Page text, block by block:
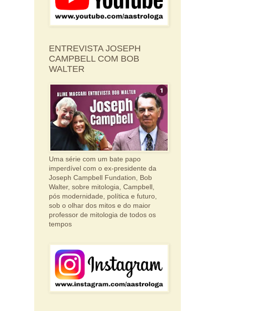
ENTREVISTA JOSEPH
CAMPBELL COM BOB
WALTER
Uma série com um bate papo
imperdível com o ex-presidente da
Joseph Campbell Fundation, Bob
Walter, sobre mitologia, Campbell,
pós modernidade, política e futuro,
sob o olhar dos mitos e do maior
professor de mitologia de todos os
tempos